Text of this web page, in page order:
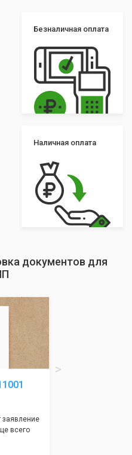
Безналичная оплата
Наличная оплата
документов для
заявление
всего